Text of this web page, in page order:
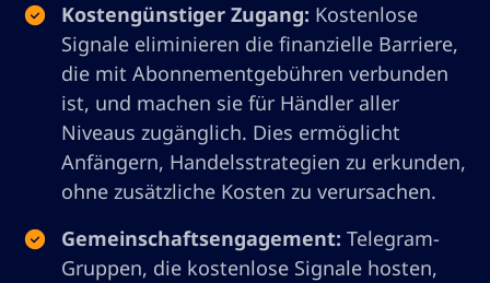
Kostengünstiger Zugang: Kostenlose
Signale eliminieren die finanzielle Barriere,
die mit Abonnementgebühren verbunden
ist, und machen sie für Händler aller
Niveaus zugänglich. Dies ermöglicht
Anfängern, Handelsstrategien zu erkunden,
ohne zusätzliche Kosten zu verursachen.
Gemeinschaftsengagement: Telegram-
Gruppen, die kostenlose Signale hosten,